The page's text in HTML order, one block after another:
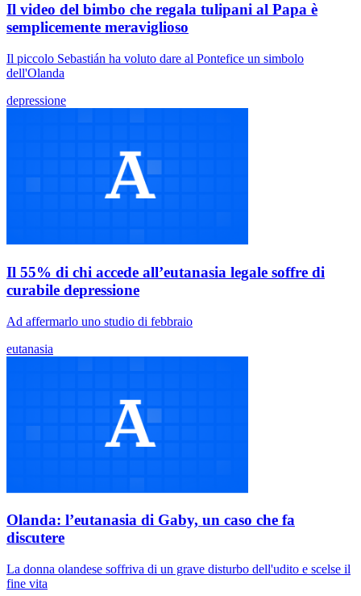
Il video del bimbo che regala tulipani al Papa è
semplicemente meraviglioso
Il piccolo Sebastián ha voluto dare al Pontefice un simbolo
dell'Olanda
depressione
Il 55% di chi accede all’eutanasia legale soffre di
curabile depressione
Ad affermarlo uno studio di febbraio
eutanasia
Olanda: l’eutanasia di Gaby, un caso che fa
discutere
La donna olandese soffriva di un grave disturbo dell'udito e scelse il
fine vita